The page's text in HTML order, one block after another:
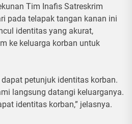
Tim Inafis Satreskrim
pada telapak tangan kanan ini
identitas yang akurat,
ke keluarga korban untuk
petunjuk identitas korban.
langsung datangi keluarganya.
identitas korban,” jelasnya.